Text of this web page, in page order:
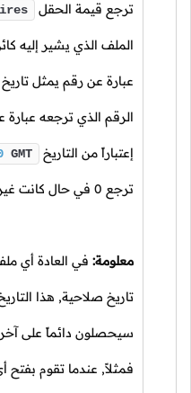
ترجع قيمة الحقل
الملف الذي يشير إليه
عبارة عن رقم يمثل
الرقم الذي ترجعه
إعتباراً من التاريخ GMT
ترجع 0 في حال كانت
معلومة: في العادة أي
تاريخ صلاحية, هذا
سيحصلون دائماً على
فمثلاً, عندما تقوم